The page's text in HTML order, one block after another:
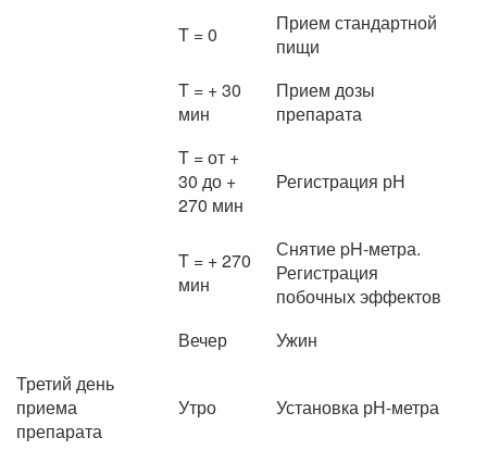
T = 0
Прием стандартной
пищи
T = + 30
мин
Прием дозы
препарата
T = от +
30 до +
270 мин
Регистрация рН
T = + 270
мин
Снятие pH-метра.
Регистрация
побочных эффектов
Вечер
Ужин
Третий день
приема
препарата
Утро Установка рН-метра